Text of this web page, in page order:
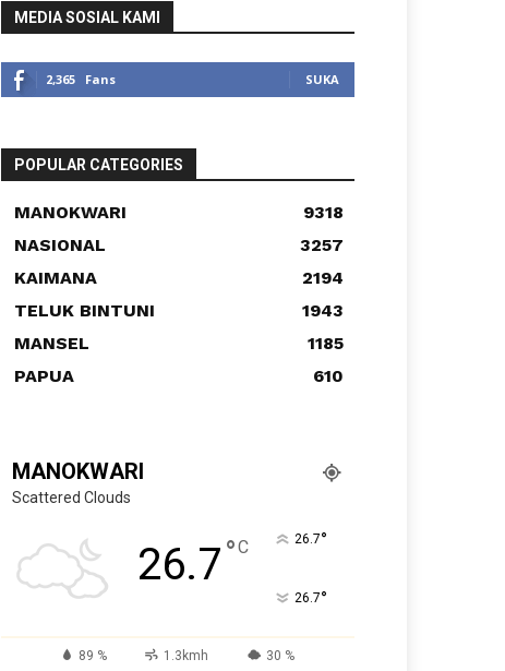
MEDIA SOSIAL KAMI
2,365 Fans SUKA
POPULAR CATEGORIES
MANOKWARI
9318
NASIONAL
3257
KAIMANA
2194
TELUK BINTUNI
1943
MANSEL
1185
PAPUA
610
MANOKWARI
Scattered Clouds
26.7°C 26.7°
26.7°
89 % 1.3kmh 30 %